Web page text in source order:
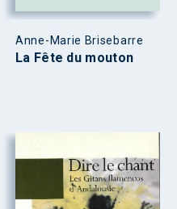
Anne-Marie Brisebarre
La Fête du mouton